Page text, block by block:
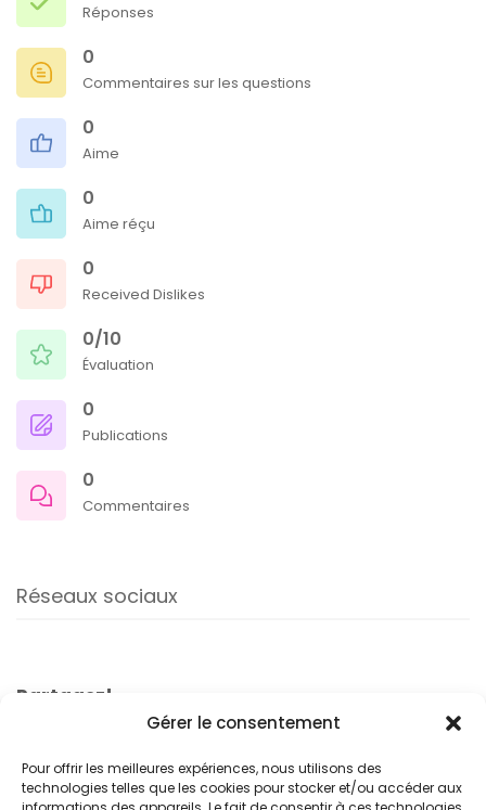
Gérer le consentement
Pour offrir les meilleures expériences, nous utilisons des
technologies telles que les cookies pour stocker et/ou accéder aux
Réponses
0
Commentaires sur les questions
0
Aime
0
Aime réçu
0
Received Dislikes
0/10
Évaluation
0
Publications
0
Commentaires
Réseaux sociaux
Partagez!